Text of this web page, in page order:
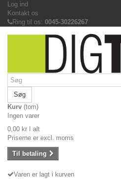
Log ind
Kontakt os
Ring til os: 0045-30226267
Søg
Kurv (tom)
Ingen varer
0,00 kr
I alt
Priserne er excl. moms
Til betaling
Varen er lagt i kurven